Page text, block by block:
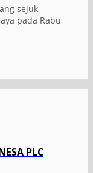
sejuk
pada Rabu
PLC